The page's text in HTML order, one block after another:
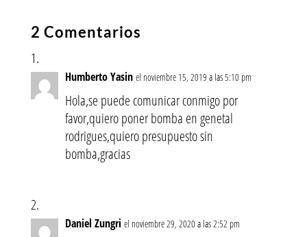
2 Comentarios
Humberto Yasin el noviembre 15, 2019 a las 5:10 pm
Hola,se puede comunicar conmigo por
favor,quiero poner bomba en genetal
rodrigues,quiero presupuesto sin
bomba,gracias
Daniel Zungri el noviembre 29, 2020 a las 2:52 pm